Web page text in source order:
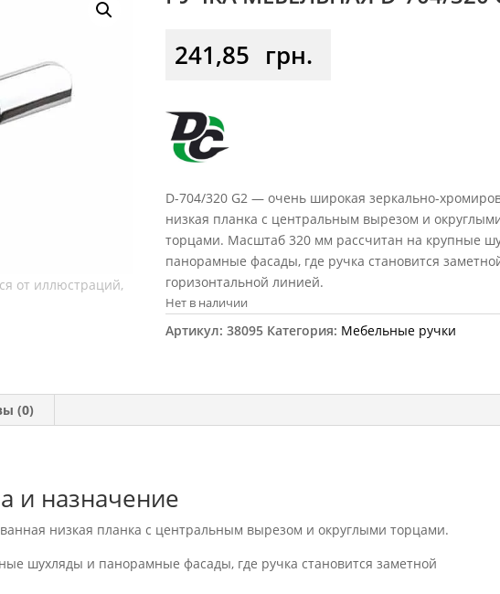
241,85 грн.
D-704/320 G2 — очень широкая зеркально-
низкая планка с центральным вырезом и
торцами. Масштаб 320 мм рассчитан на крупные
панорамные фасады, где ручка становится
горизонтальной линией.
Нет в наличии
Артикул:38095 Категория: Мебельные ручки
(0)
и назначение
низкая планка с центральным вырезом и округлыми торцами.
шухляды и панорамные фасады, где ручка становится заметной